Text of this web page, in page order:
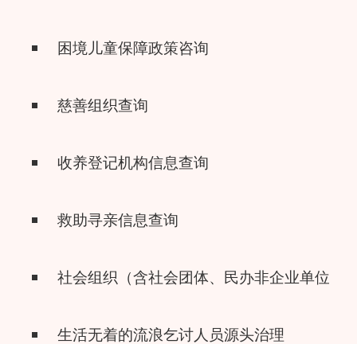
困境儿童保障政策咨询
慈善组织查询
收养登记机构信息查询
救助寻亲信息查询
社会组织（含社会团体、民办非企业单位、
生活无着的流浪乞讨人员源头治理